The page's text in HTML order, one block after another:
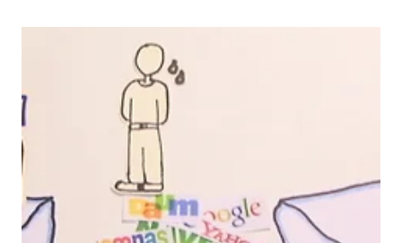
열성, 내산성 등에 있어 우수한 합금강으로 식품, 화학, 반도체, 자동차, 기계,
플랜트, 건설 등 다양한 분야에 사용되고 있다. 주력상품인 블랙 컬러 스테인리
스 제품은 소비자들이 원하는 그림을 넣어 컬러 프린팅하고, 코팅을 함으로써
손으로 만져도 지문이 묻지 않도록 디자인된 제품이다. ▶ 티타늄 컬러 코팅 스
테인리스란? 주력상품인 블랙 컬러 스..